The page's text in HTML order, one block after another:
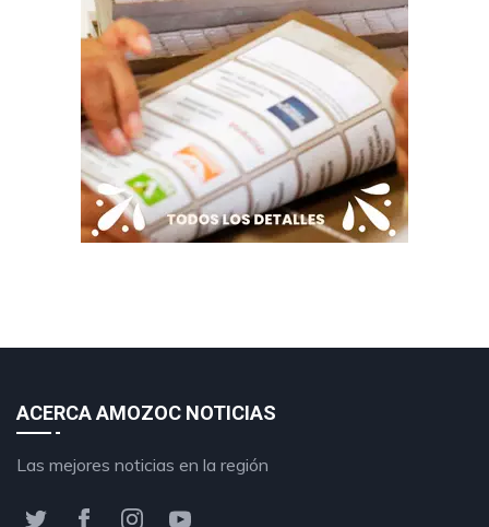
ACERCA AMOZOC NOTICIAS
Las mejores noticias en la región